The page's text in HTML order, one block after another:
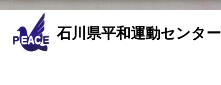
石川県平和運動センタ